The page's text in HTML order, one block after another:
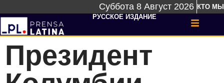
Суббота 8 Август 2026 КТО МЫ
РУССКОЕ ИЗДАНИЕ
Президент